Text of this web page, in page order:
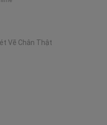
Vẽ Chân Thật